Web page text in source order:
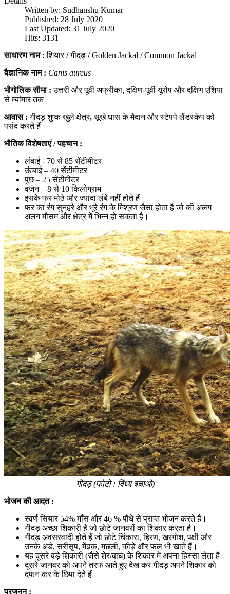
Written by: Sudhanshu Kumar
Published: 28 July 2020
Last Updated: 31 July 2020
Hits: 3131
साधारणनाम:शियार/गीदड़ / Golden Jackal / Common Jackal
वैज्ञानिकनाम: Canis aureus
भौगोलिकसीमा:उत्तरी और पूर्वी अफ्रीका, दक्षिण-पूर्वी यूरोप और दक्षिण एशिया
से म्यांमार तक
आवास: गीदड़ शुष्क खुले क्षेत्र,सूखे घास के मैदान और स्टेपपे लैंडस्केप को
पसंद करते हैं।
भौतिकविशेषताएं/पहचान:
लंबाई - 70 से 85 सेंटीमीटर
ऊंचाई – 40 सेंटीमीटर
पुंछ – 25 सेंटीमीटर
वजन – 8 से 10 किलोग्राम
इसके फर मोठे और ज्यादा लंबे नहीं होते हैं।
फर का रंग सुनहरे और भूरे रंग के मिश्रण जैसा होता है जो की अलग
अलग मौसम और क्षेत्र में भिन्न हो सकता है।
गीदड़ (फोटो : विंध्य बचाओ)
भोजनकी आदत:
स्वर्ण सियार 54% माँस और 46 % पौधे से प्राप्त भोजन करते हैं।
गीदड़ अच्छा शिकारी है जो छोटे जानवरों का शिकार करता है।
गीदड़ अवसरवादी होते हैं जो छोटे चिंकारा, हिरण, खरगोश, पक्षी और
उनके अंडे, सरीसृप, मेंढक, मछली, कीड़े और फल भी खाते हैं।
यह दूसरे बड़े शिकारी (जैसे शेर/बाघ) के शिकार में अपना हिस्सा लेता है।
दूसरे जानवर को अपने तरफ आते हुए देख कर गीदड़ अपने शिकार को
दफन कर के छिपा देते हैं।
प्रजनन: